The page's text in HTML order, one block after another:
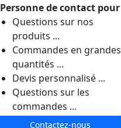
Personne de contact pour
Questions sur nos
produits ...
Commandes en grandes
quantités ...
Devis personnalisé ...
Questions sur les
commandes ...
Contactez-nous